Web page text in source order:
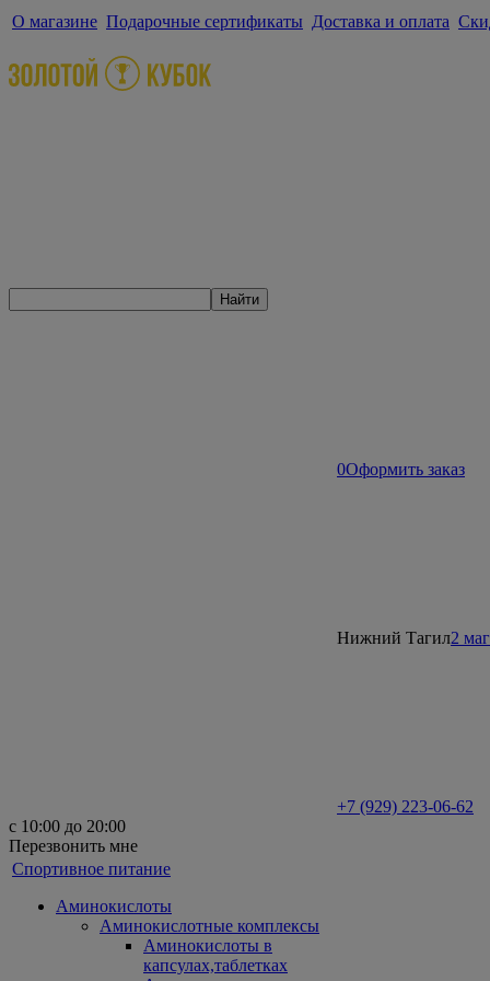
О магазине Подарочные сертификаты Доставка и оплата
Найти
0Оформить заказ
Нижний Тагил2
+7 (929) 223-06-62
с 10:00 до 20:00
Перезвонить мне
Спортивное питание
Аминокислоты
Аминокислотные комплексы
Аминокислоты в
капсулах,таблетках